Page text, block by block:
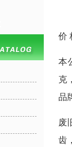
价
本
克
品
废
齿